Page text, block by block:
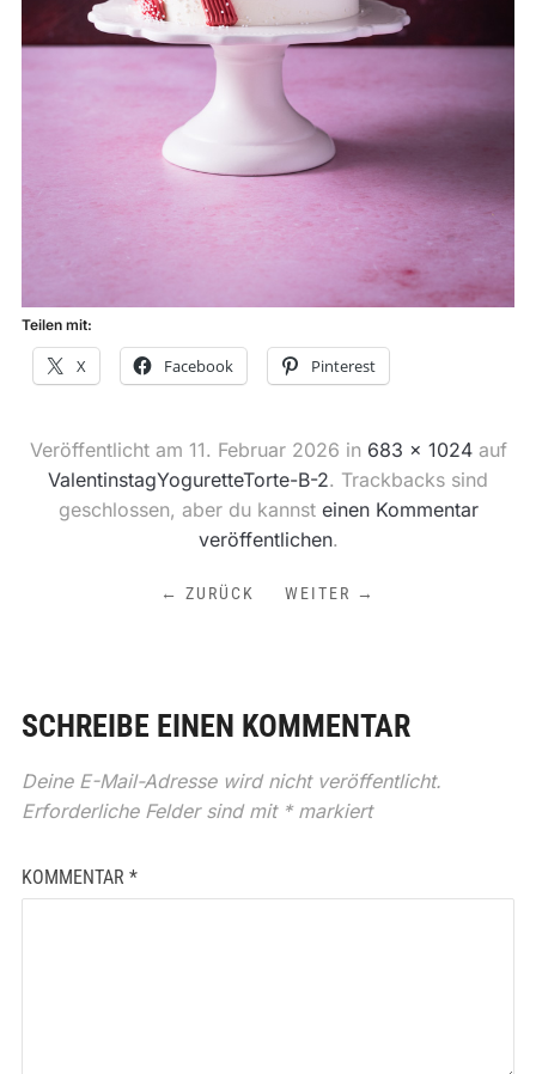
Teilen mit:
X Facebook Pinterest
Veröffentlicht am 11. Februar 2026 in 683 × 1024auf
ValentinstagYoguretteTorte-B-2. Trackbacks sind
geschlossen, aber du kannst einen Kommentar
veröffentlichen.
← ZURÜCK WEITER →
SCHREIBE EINEN KOMMENTAR
Deine E-Mail-Adresse wird nicht veröffentlicht.
Erforderliche Felder sind mit *markiert
KOMMENTAR *